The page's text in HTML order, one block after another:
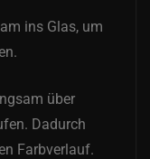
ins Glas, um
über
Dadurch
Farbverlauf.